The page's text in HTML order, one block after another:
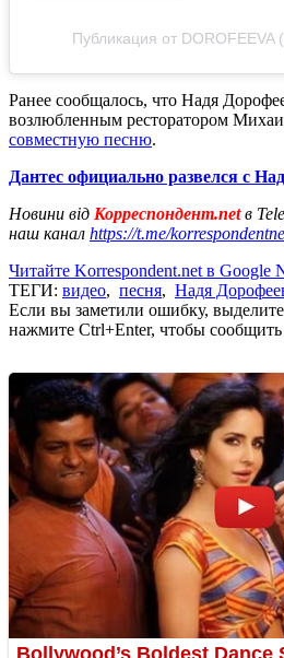
Публикация от DOROFEEVA
Ранее сообщалось, что Надя
возлюбленным ресторатором
совместную песню.
Дантес официально развелся с
Новини від Корреспондент.netв
наш канал https://t.me/
Читайте Korrespondent.net в Google
ТЕГИ: видео, песня, Надя
Если вы заметили ошибку,
нажмите Ctrl+Enter, чтобы